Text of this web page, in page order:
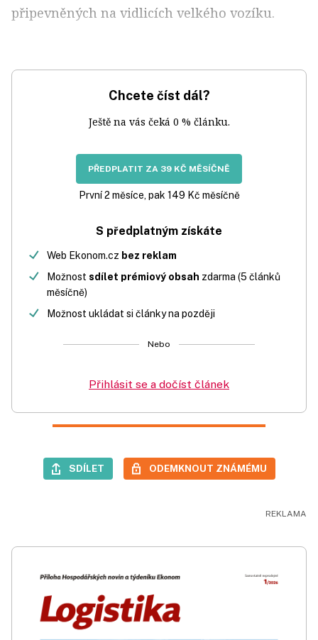
připevněných na vidlicích velkého vozíku.
Chcete číst dál?
Ještě na vás čeká 0 % článku.
PŘEDPLATIT ZA 39 KČ MĚSÍČNĚ
První 2 měsíce, pak 149 Kč měsíčně
S předplatným získáte
Web Ekonom.cz bez reklam
Možnost sdílet prémiový obsah zdarma (5 článků
měsíčně)
Možnost ukládat si články na později
Nebo
Přihlásit se a dočíst článek
SDÍLET ODEMKNOUT ZNÁMÉMU